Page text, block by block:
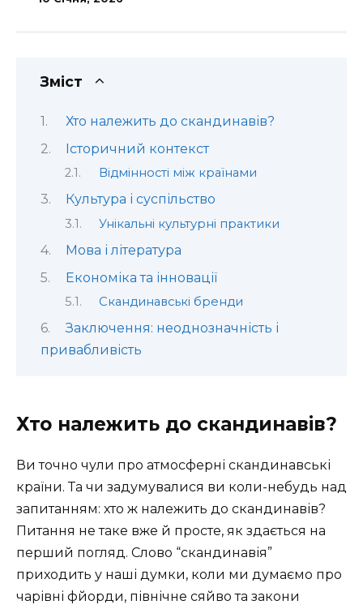
Зміст
Хто належить до скандинавів?
Історичний контекст
Відмінності між країнами
Культура і суспільство
Унікальні культурні практики
Мова і література
Економіка та інновації
Скандинавські бренди
Заключення: неоднозначність і
привабливість
Хто належить до скандинавів?
Ви точно чули про атмосферні скандинавські
країни. Та чи задумувалися ви коли-небудь над
запитанням: хто ж належить до скандинавів?
Питання не таке вже й просте, як здається на
перший погляд. Слово “скандинавія”
приходить у наші думки, коли ми думаємо про
чарівні фйорди, північне сяйво та закони